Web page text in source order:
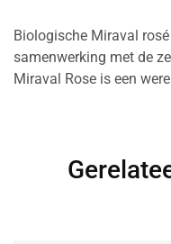
Biologische Miraval
samenwerking met de
Miraval Rose is een